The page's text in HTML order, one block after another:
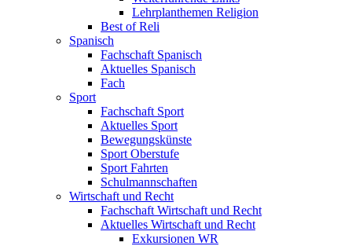
Lehrplanthemen Religion
Best of Reli
Spanisch
Fachschaft Spanisch
Aktuelles Spanisch
Fach
Sport
Fachschaft Sport
Aktuelles Sport
Bewegungskünste
Sport Oberstufe
Sport Fahrten
Schulmannschaften
Wirtschaft und Recht
Fachschaft Wirtschaft und Recht
Aktuelles Wirtschaft und Recht
Exkursionen WR